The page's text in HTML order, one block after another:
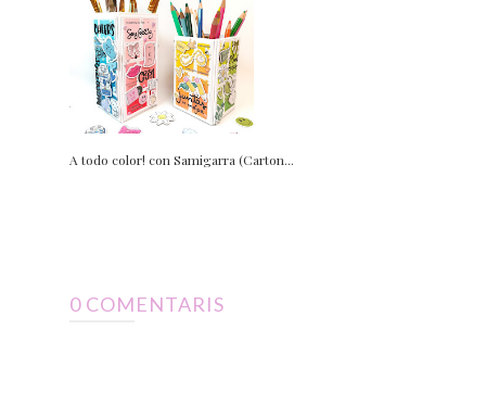
A todo color! con Samigarra (Carton...
0 COMENTARIS